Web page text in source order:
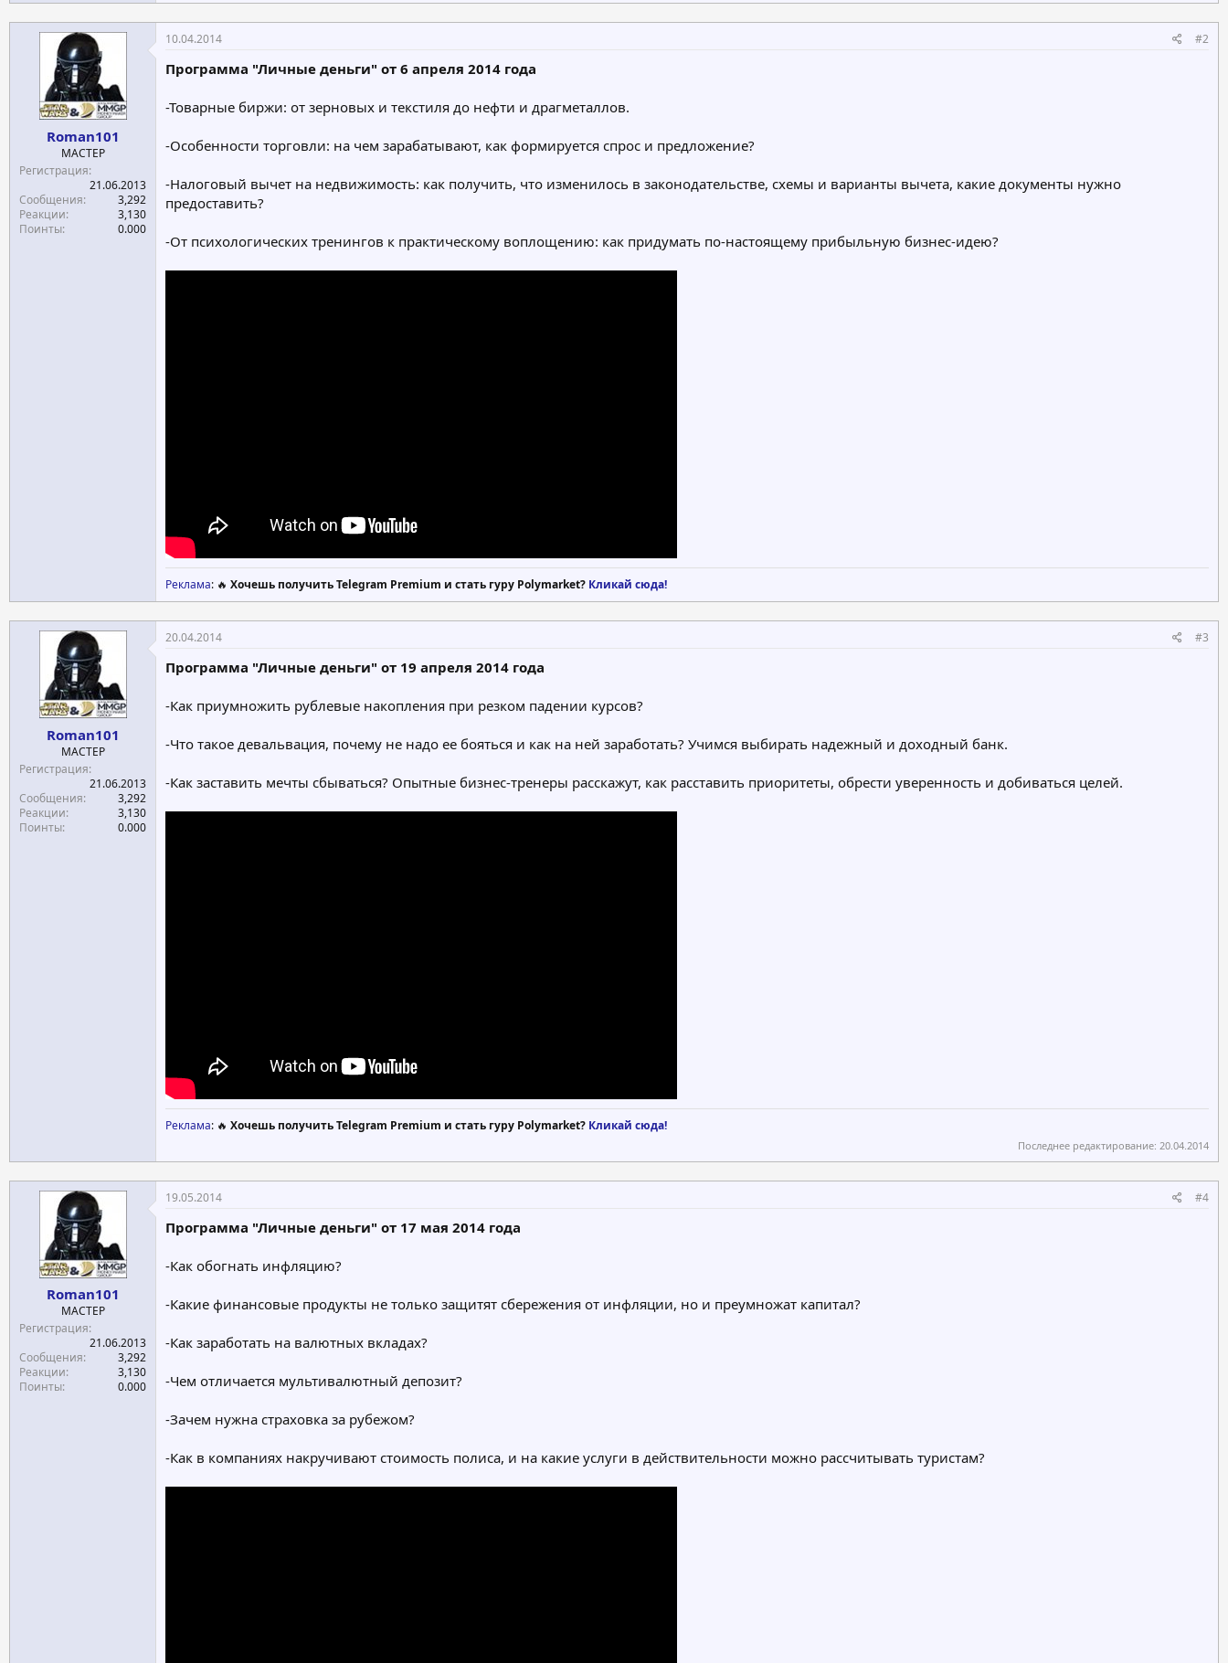
Roman101
МАСТЕР
Регистрация
21.06.2013
Сообщения
3,292
Реакции
3,130
Поинты
0.000
10.04.2014 #2
Программа "Личные деньги" от 6 апреля 2014 года
-Товарные биржи: от зерновых и текстиля до нефти и драгметаллов.
-Особенности торговли: на чем зарабатывают, как формируется спрос и предложение?
-Налоговый вычет на недвижимость: как получить, что изменилось в законодательстве, схемы и варианты вычета, какие документы нужно
предоставить?
-От психологических тренингов к практическому воплощению: как придумать по-настоящему прибыльную бизнес-идею?
Реклама: 🔥 Хочешь получить Telegram Premium и стать гуру Polymarket? Кликай сюда!
Roman101
МАСТЕР
Регистрация
21.06.2013
Сообщения
3,292
Реакции
3,130
Поинты
0.000
20.04.2014 #3
Программа "Личные деньги" от 19 апреля 2014 года
-Как приумножить рублевые накопления при резком падении курсов?
-Что такое девальвация, почему не надо ее бояться и как на ней заработать? Учимся выбирать надежный и доходный банк.
-Как заставить мечты сбываться? Опытные бизнес-тренеры расскажут, как расставить приоритеты, обрести уверенность и добиваться целей.
Реклама: 🔥 Хочешь получить Telegram Premium и стать гуру Polymarket? Кликай сюда!
Последнее редактирование: 20.04.2014
Roman101
МАСТЕР
Регистрация
21.06.2013
Сообщения
3,292
Реакции
3,130
Поинты
0.000
19.05.2014 #4
Программа "Личные деньги" от 17 мая 2014 года
-Как обогнать инфляцию?
-Какие финансовые продукты не только защитят сбережения от инфляции, но и преумножат капитал?
-Как заработать на валютных вкладах?
-Чем отличается мультивалютный депозит?
-Зачем нужна страховка за рубежом?
-Как в компаниях накручивают стоимость полиса, и на какие услуги в действительности можно рассчитывать туристам?